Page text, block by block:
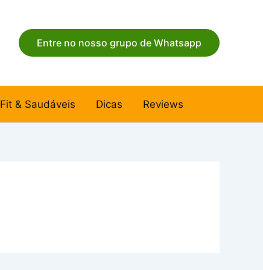
Entre no nosso grupo de Whatsapp
Fit & Saudáveis Dicas Reviews